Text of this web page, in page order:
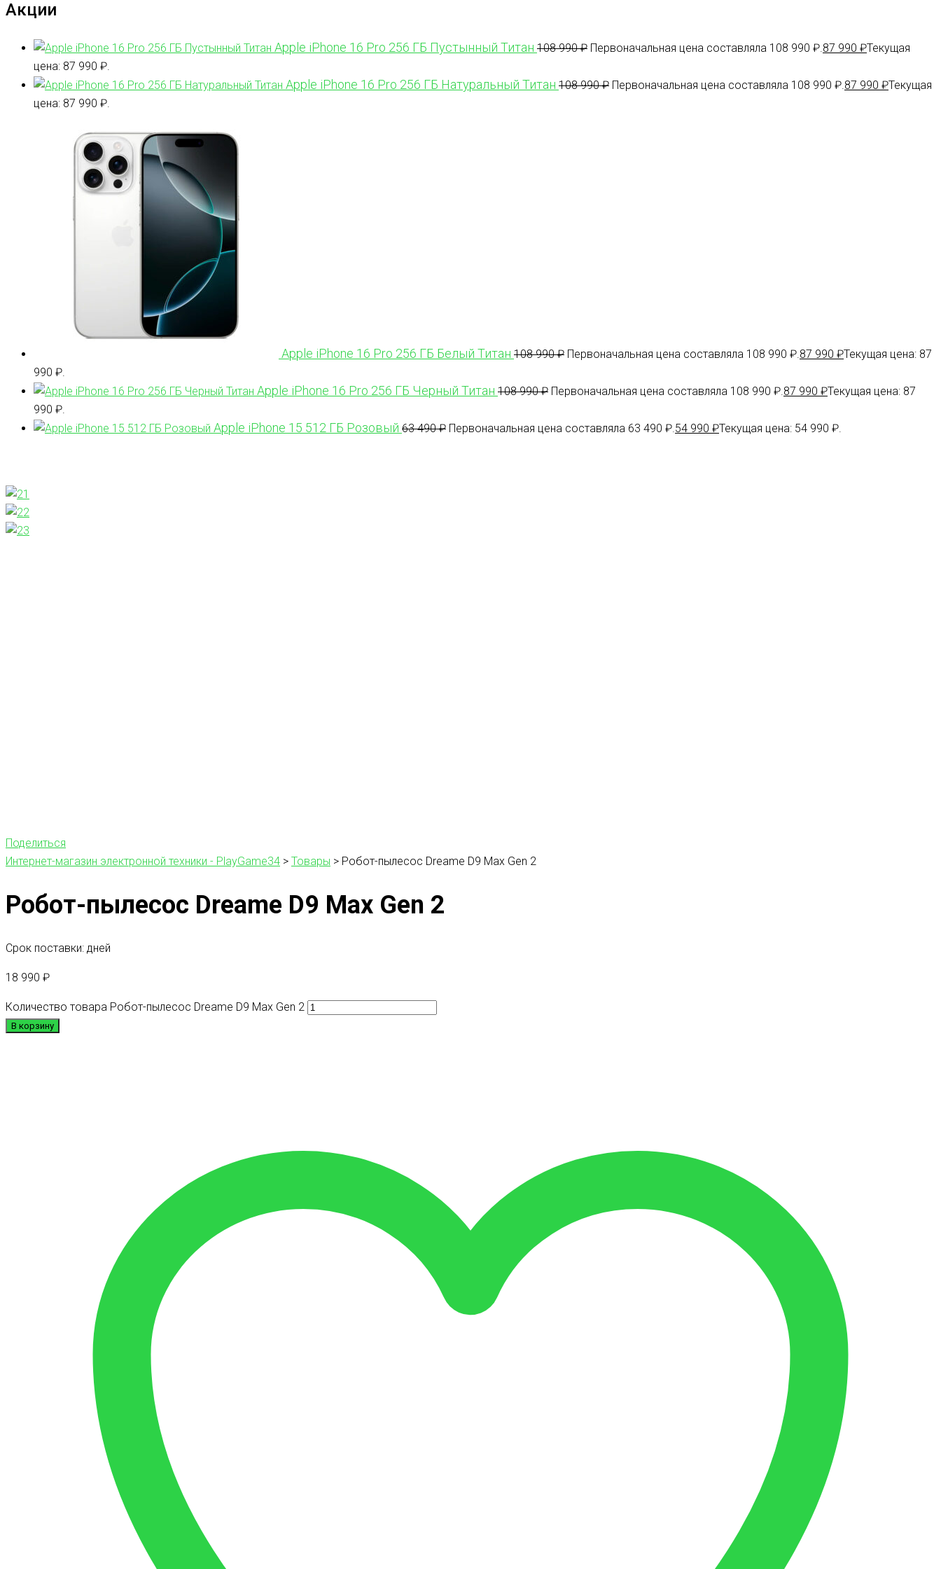
Акции
Apple iPhone 16 Pro 256 ГБ Пустынный Титан 108 990₽ Первоначальная цена составляла 108 990 ₽. 87 990 ₽Текущая
цена: 87 990 ₽.
Apple iPhone 16 Pro 256 ГБ Натуральный Титан 108 990₽ Первоначальная цена составляла 108 990 ₽. 87 990 ₽Текущая
цена: 87 990 ₽.
Apple iPhone 16 Pro 256 ГБ Белый Титан 108 990₽ Первоначальная цена составляла 108 990 ₽. 87 990 ₽Текущая цена: 87
990 ₽.
Apple iPhone 16 Pro 256 ГБ Черный Титан 108 990₽ Первоначальная цена составляла 108 990 ₽. 87 990 ₽Текущая цена: 87
990 ₽.
Apple iPhone 15 512 ГБ Розовый 63 490₽ Первоначальная цена составляла 63 490 ₽. 54 990 ₽Текущая цена: 54 990 ₽.
Поделиться
Интернет-магазин электронной техники - PlayGame34 > Товары > Робот-пылесос Dreame D9 Max Gen 2
Робот-пылесос Dreame D9 Max Gen 2
Срок поставки: дней
18 990 ₽
Количество товара Робот-пылесос Dreame D9 Max Gen 2
В корзину